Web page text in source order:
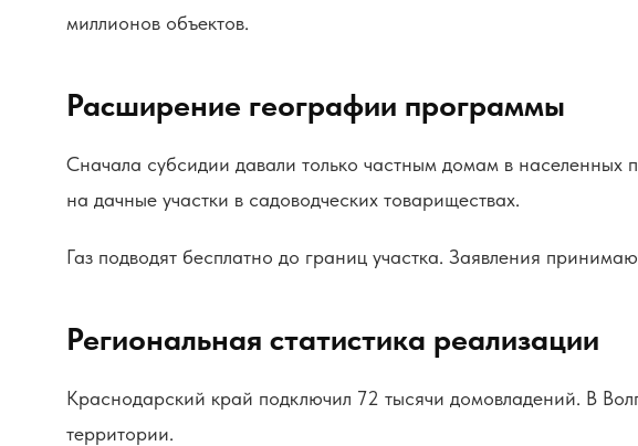
миллионов объектов.
Расширение географии программы
Сначала субсидии давали только частным домам в населенных
на дачные участки в садоводческих товариществах.
Газ подводят бесплатно до границ участка. Заявления
Региональная статистика реализации
Краснодарский край подключил 72 тысячи домовладений. В
территории.